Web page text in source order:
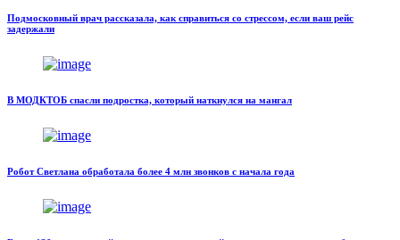
Подмосковный врач рассказала, как справиться со стрессом, если ваш рейс
задержали
В МОДКТОБ спасли подростка, который наткнулся на мангал
Робот Светлана обработала более 4 млн звонков с начала года